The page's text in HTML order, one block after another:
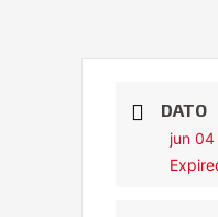
DATO
jun